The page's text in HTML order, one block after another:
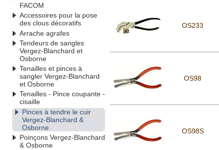
FACOM
Accessoires pour la pose
des clous décoratifs
Arrache agrafes
Tendeurs de sangles
Vergez-Blanchard et
Osborne
Tenailles et pinces à
sangler Vergez-Blanchard
et Osborne
Tenailles - Pince coupante -
cisaille
Pinces à tendre le cuir
Vergez-Blanchard &
Osborne
Poinçons Vergez-Blanchard
& Osborne
OS233
OS98
OS98S